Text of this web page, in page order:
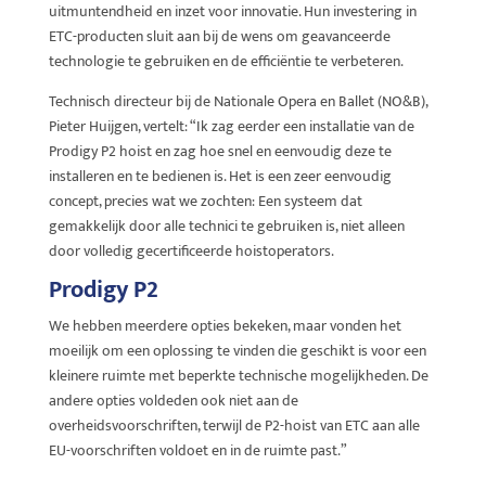
uitmuntendheid en inzet voor innovatie. Hun investering in
ETC-producten sluit aan bij de wens om geavanceerde
technologie te gebruiken en de efficiëntie te verbeteren.
Technisch directeur bij de Nationale Opera en Ballet (NO&B),
Pieter Huijgen, vertelt: “Ik zag eerder een installatie van de
Prodigy P2 hoist en zag hoe snel en eenvoudig deze te
installeren en te bedienen is. Het is een zeer eenvoudig
concept, precies wat we zochten: Een systeem dat
gemakkelijk door alle technici te gebruiken is, niet alleen
door volledig gecertificeerde hoistoperators.
Prodigy P2
We hebben meerdere opties bekeken, maar vonden het
moeilijk om een oplossing te vinden die geschikt is voor een
kleinere ruimte met beperkte technische mogelijkheden. De
andere opties voldeden ook niet aan de
overheidsvoorschriften, terwijl de P2-hoist van ETC aan alle
EU-voorschriften voldoet en in de ruimte past.”